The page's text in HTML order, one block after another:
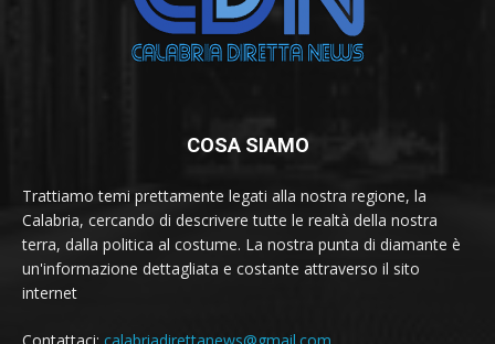
COSA SIAMO
Trattiamo temi prettamente legati alla nostra regione, la
Calabria, cercando di descrivere tutte le realtà della nostra
terra, dalla politica al costume. La nostra punta di diamante è
un'informazione dettagliata e costante attraverso il sito
internet